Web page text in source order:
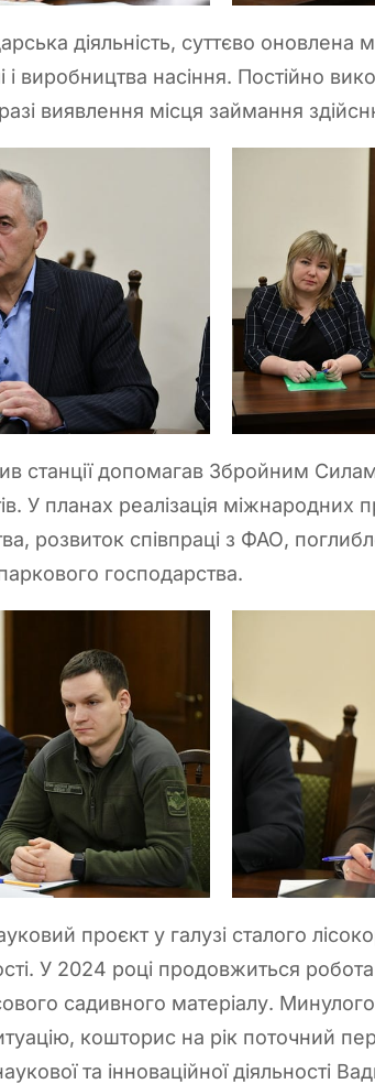
діяльність, суттєво оновлена
і виробництва насіння. Постійно
виявлення місця займання
станції допомагав Збройним
У планах реалізація міжнародних
розвиток співпраці з ФАО,
господарства.
проєкт у галузі сталого
У 2024 році продовжиться
садивного матеріалу.
кошторис на рік поточний
та інноваційної діяльності